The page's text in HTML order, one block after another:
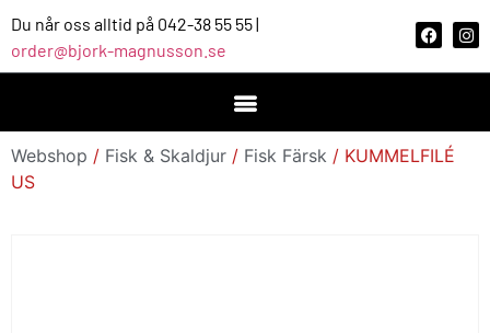
Du når oss alltid på 042-38 55 55 |
order@bjork-magnusson.se
Webshop / Fisk & Skaldjur / Fisk Färsk / KUMMELFILÉ
US